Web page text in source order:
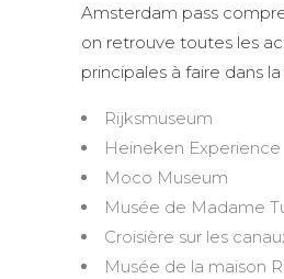
Amsterdam pass
on retrouve toutes les
principales à faire dans la
Rijksmuseum
Heineken Experience
Moco Museum
Musée de Madame
Croisière sur les
Musée de la maison